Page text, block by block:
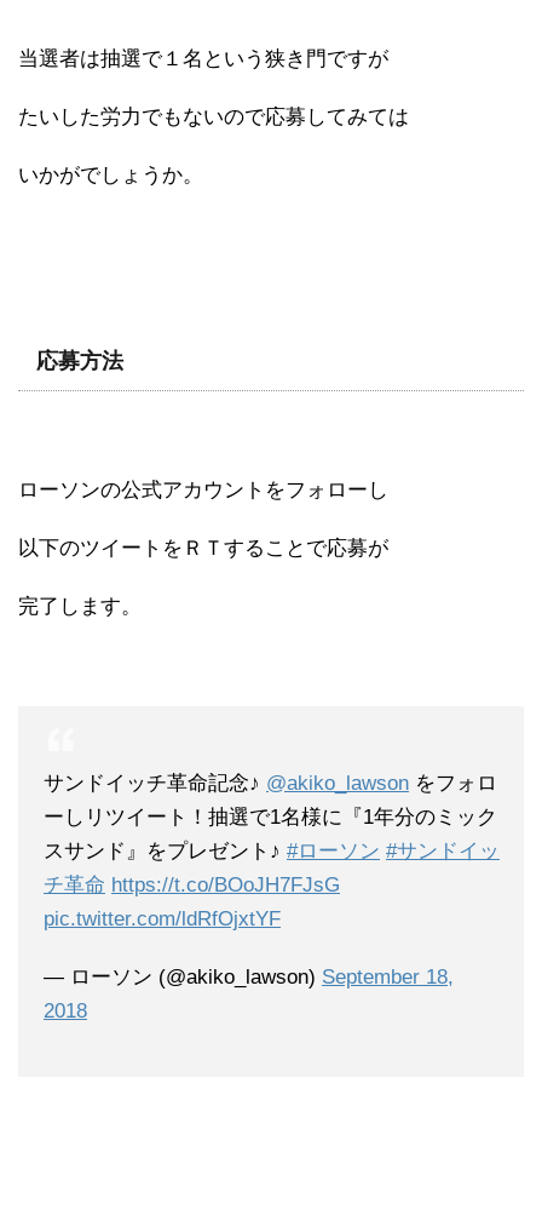
当選者は抽選で１名という狭き門ですが
たいした労力でもないので応募してみては
いかがでしょうか。
応募方法
ローソンの公式アカウントをフォローし
以下のツイートをＲＴすることで応募が
完了します。
サンドイッチ革命記念♪ @akiko_lawson をフォロ
ーしリツイート！抽選で1名様に『1年分のミック
スサンド』をプレゼント♪ #ローソン #サンドイッ
チ革命 https://t.co/BOoJH7FJsG
pic.twitter.com/ldRfOjxtYF
— ローソン (@akiko_lawson) September 18,
2018